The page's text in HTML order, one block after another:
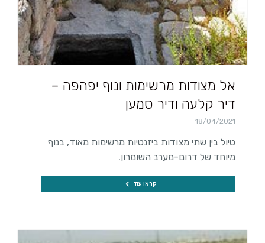
אל מצודות מרשימות ונוף יפהפה –
דיר קלעה ודיר סמען
18/04/2021
טיול בין שתי מצודות ביזנטיות מרשימות מאוד, בנוף
מיוחד של דרום-מערב השומרון.
קראו עוד